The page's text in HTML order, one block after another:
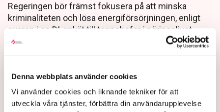
Denna webbplats använder cookies
Vi använder cookies och liknande tekniker för att
utveckla våra tjänster, förbättra din användarupplevelse
Regeringen bör främst fokusera på att minska
kriminaliteten och lösa energiförsörjningen, enligt
svaren i en DI-enkät till toppchefer i näringslivet.